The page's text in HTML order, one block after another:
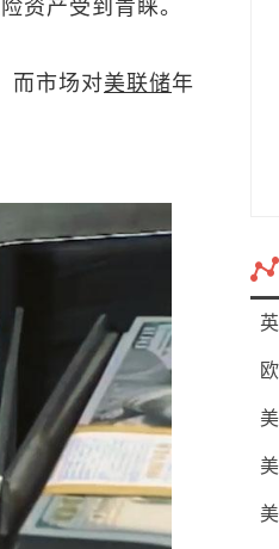
资产受到青睐。
而市场对美联储年